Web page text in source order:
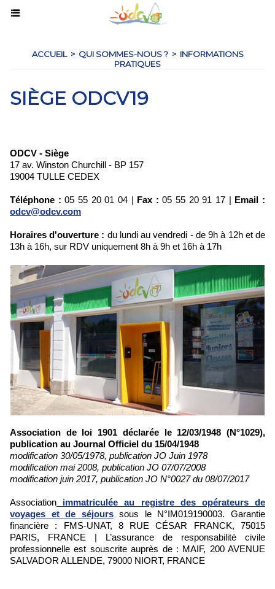
ACCUEIL > QUI SOMMES-NOUS ? > INFORMATIONS
PRATIQUES
SIÈGE ODCV19
ODCV - Siège
17 av. Winston Churchill - BP 157
19004 TULLE CEDEX
Téléphone : 05 55 20 01 04 | Fax : 05 55 20 91 17 | Email :
odcv@odcv.com
Horaires d'ouverture : du lundi au vendredi - de 9h à 12h et de
13h à 16h, sur RDV uniquement 8h à 9h et 16h à 17h
Association de loi 1901 déclarée le 12/03/1948 (N°1029),
publication au Journal Officiel du 15/04/1948
modification 30/05/1978, publication JO Juin 1978
modification mai 2008, publication JO 07/07/2008
modification juin 2017, publication JO N°0027 du 08/07/2017
Association immatriculée au registre des opérateurs de
voyages et de séjourssous le N°IM019190003. Garantie
financière : FMS-UNAT, 8 RUE CÉSAR FRANCK, 75015
PARIS, FRANCE | L’assurance de responsabilité civile
professionnelle est souscrite auprès de : MAIF, 200 AVENUE
SALVADOR ALLENDE, 79000 NIORT, FRANCE